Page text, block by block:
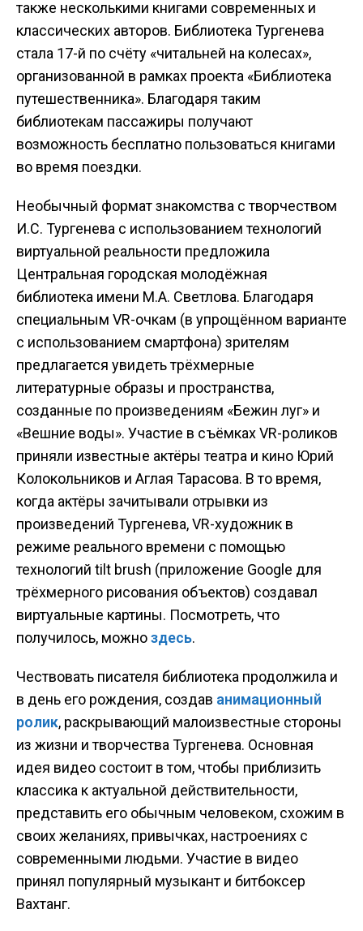
также несколькими книгами современных и
классических авторов. Библиотека Тургенева
стала 17-й по счёту «читальней на колесах»,
организованной в рамках проекта «Библиотека
путешественника». Благодаря таким
библиотекам пассажиры получают
возможность бесплатно пользоваться книгами
во время поездки.
Необычный формат знакомства с творчеством
И.С. Тургенева с использованием технологий
виртуальной реальности предложила
Центральная городская молодёжная
библиотека имени М.А. Светлова. Благодаря
специальным VR-очкам (в упрощённом варианте
с использованием смартфона) зрителям
предлагается увидеть трёхмерные
литературные образы и пространства,
созданные по произведениям «Бежин луг» и
«Вешние воды». Участие в съёмках VR-роликов
приняли известные актёры театра и кино Юрий
Колокольников и Аглая Тарасова. В то время,
когда актёры зачитывали отрывки из
произведений Тургенева, VR-художник в
режиме реального времени c помощью
технологий tilt brush (приложение Google для
трёхмерного рисования объектов) создавал
виртуальные картины. Посмотреть, что
получилось, можноздесь.
Чествовать писателя библиотека продолжила и
в день его рождения, создав анимационный
ролик, раскрывающий малоизвестные стороны
из жизни и творчества Тургенева. Основная
идея видео состоит в том, чтобы приблизить
классика к актуальной действительности,
представить его обычным человеком, схожим в
своих желаниях, привычках, настроениях с
современными людьми. Участие в видео
принял популярный музыкант и битбоксер
Вахтанг.